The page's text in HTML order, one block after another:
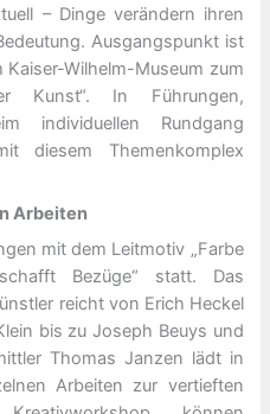
– Dinge verändern ihren
Ausgangspunkt ist
Kaiser-Wilhelm-Museum zum
Kunst“. In Führungen,
individuellen Rundgang
diesem Themenkomplex
Arbeiten
mit dem Leitmotiv „Farbe
Bezüge“ statt. Das
reicht von Erich Heckel
bis zu Joseph Beuys und
Thomas Janzen lädt in
Arbeiten zur vertieften